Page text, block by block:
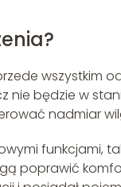
wszystkim
nie będzie w
nadmiar
funkcjami,
poprawić